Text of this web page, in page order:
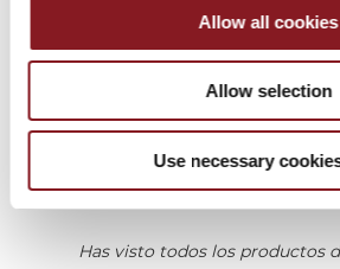
Allow all cookies
Allow selection
Use necessary
ROJA
Añadir a la cesta
Has visto todos los productos